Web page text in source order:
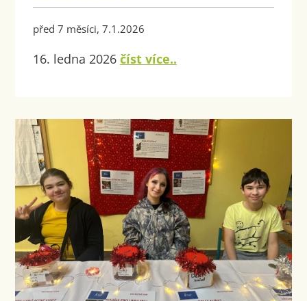
před 7 měsíci, 7.1.2026
16. ledna 2026 číst více..